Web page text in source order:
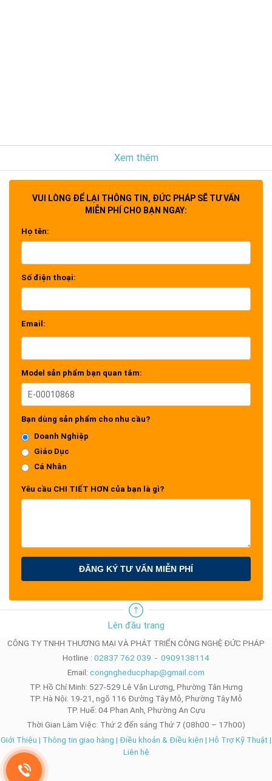
Xem thêm
VUI LÒNG ĐỂ LẠI THÔNG TIN, ĐỨC PHÁP SẼ TƯ VẤN
MIỄN PHÍ CHO BẠN NGAY:
Họ tên:
Số điện thoại:
Email:
Model sản phẩm bạn quan tâm:
Bạn dùng sản phẩm cho nhu cầu?
Doanh Nghiệp
Giáo Dục
Cá Nhân
Yêu cầu CHI TIẾT HƠN của bạn là gì?
ĐĂNG KÝ TƯ VẤN MIỄN PHÍ
Lên đầu trang
CÔNG TY TNHH THƯƠNG MẠI VÀ PHÁT TRIỂN CÔNG NGHỆ ĐỨC PHÁP
Hotline : 02837 762 039 - 0909138114
Email: congngheducphap@gmail.com
TP. Hồ Chí Minh: 527-529 Lê Văn Lương, Phường Tân Hưng
TP. Hà Nội: 19-21, ngõ 116 Đường Tây Mỗ, Phường Tây Mỗ
TP. Huế: 04 Phan Anh, Phường An Cựu
Thời Gian Làm Việc: Thứ 2 đến sáng Thứ 7 (08h00 – 17h00)
Giới Thiệu | Thông tin giao hàng | Điều khoản & Điều kiện | Hỗ Trợ Kỹ Thuật|
Liên hệ